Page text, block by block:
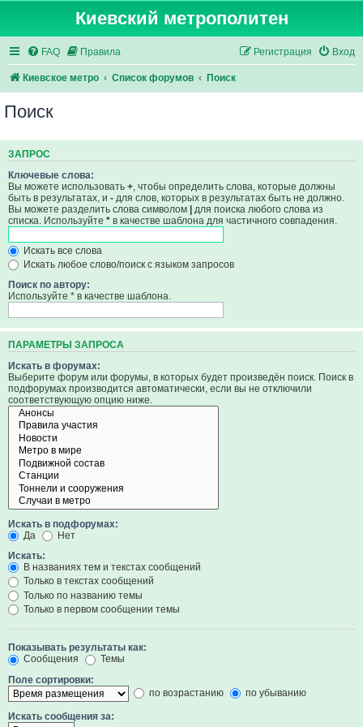
Киевский метрополитен
FAQ Правила Вход
Регистрация
Киевское метро Список форумов Поиск
Поиск
ЗАПРОС
Ключевые слова:
Вы можете использовать + , чтобы определить слова, которые должны
быть в результатах, и - для слов, которых в результатах быть не должно.
Вы можете разделить слова символом | для поиска любого слова из
списка. Используйте * в качестве шаблона для частичного совпадения.
Искать все слова
Искать любое слово/поиск с языком запросов
Поиск по автору:
Используйте * в качестве шаблона.
ПАРАМЕТРЫ ЗАПРОСА
Искать в форумах:
Выберите форум или форумы, в которых будет произведён поиск. Поиск в
подфорумах производится автоматически, если вы не отключили
соответствующую опцию ниже.
Искать в подфорумах:
Да
Нет
Искать:
В названиях тем и текстах сообщений
Только в текстах сообщений
Только по названию темы
Только в первом сообщении темы
Показывать результаты как:
Сообщения
Темы
Поле сортировки:
по возрастанию
по убыванию
Искать сообщения за: